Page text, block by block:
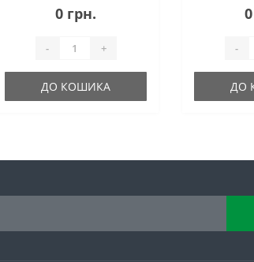
0 грн.
- +
ДО КОШИКА
-
ДО